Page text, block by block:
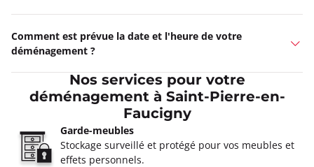
Comment est prévue la date et l'heure de votre
déménagement ?
Nos services pour votre
déménagement à Saint-Pierre-en-
Faucigny
Garde-meubles
Stockage surveillé et protégé pour vos meubles et
effets personnels.